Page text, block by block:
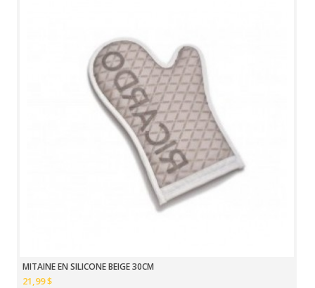
MITAINE EN SILICONE BEIGE 30CM
21,99 $